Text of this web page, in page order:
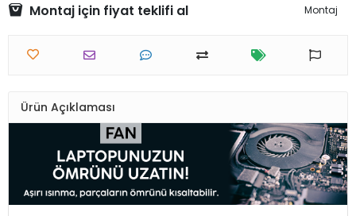
Montaj için fiyat teklifi al Montaj
Ürün Açıklaması